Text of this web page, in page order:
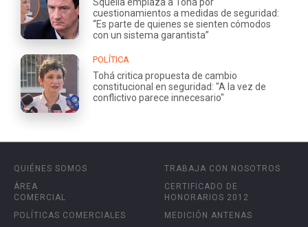
cuestionamientos a medidas de seguridad:
“Es parte de quienes se sienten cómodos
con un sistema garantista”
POLÍTICA
Tohá critica propuesta de cambio
constitucional en seguridad: "A la vez de
conflictivo parece innecesario"
QUIÉNES SOMOS
ÁREA
COMERCIAL
POLÍTICAS COMERCIALES
TRABAJA CON NOSOTROS
CERTIFICADO DE
HONORARIOS 2012
MEDICIÓN ANTENAS